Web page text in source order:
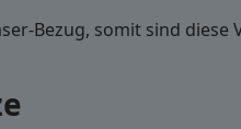
Bezug, somit sind